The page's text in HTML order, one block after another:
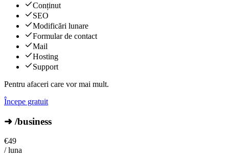
Conținut
SEO
Modificări lunare
Formular de contact
Mail
Hosting
Support
Pentru afaceri care vor mai mult.
Începe gratuit
➜ /business
€49
/ luna